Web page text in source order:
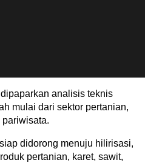
analisis teknis
mulai dari sektor pertanian,
didorong menuju hilirisasi,
pertanian, karet, sawit,